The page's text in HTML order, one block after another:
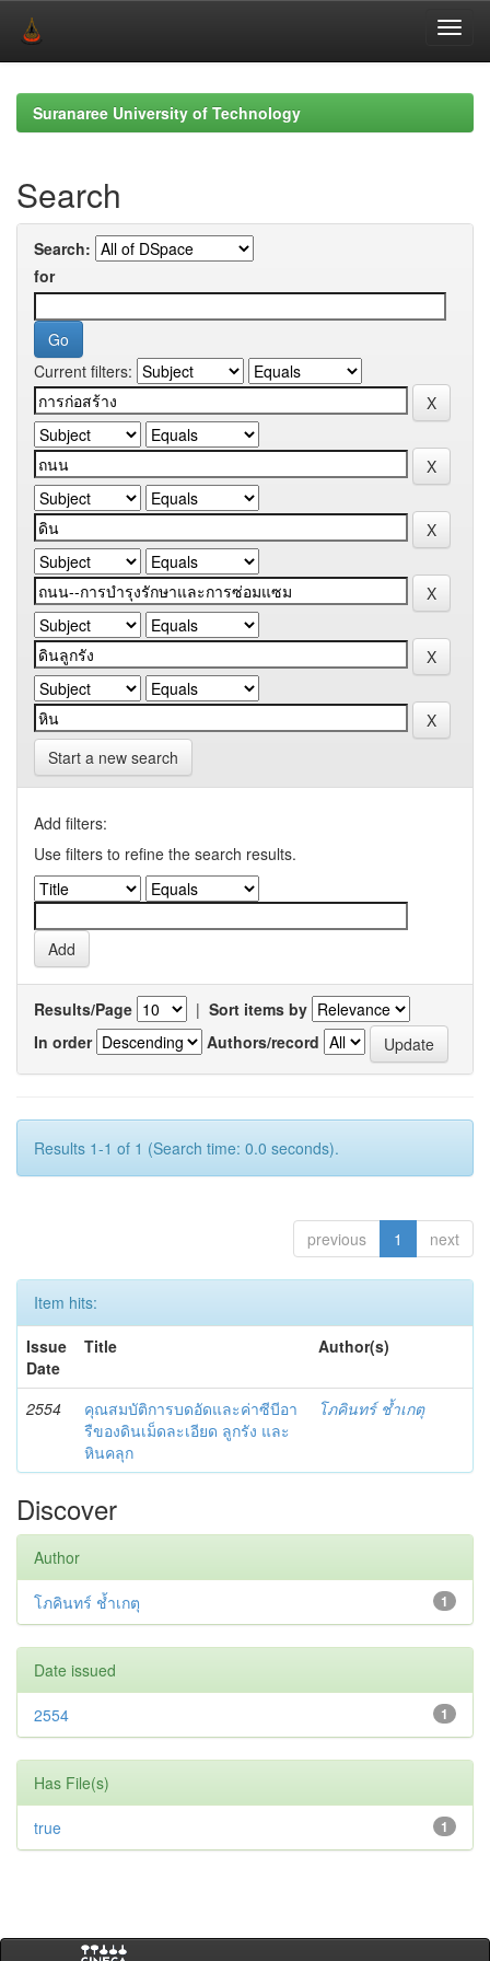
navigationSuranaree University of Technology
Search
Search:
for
Current filters:
Start a new search
Add filters:
Use filters to refine the search results.
Results/Page | Sort items by
In order
Authors/record
Results 1-1 of 1 (Search time: 0.0 seconds).
previous 1 next
Item hits:
Issue
Date
Title Author(s)
2554
คุณสมบัติการบดอัดและค่าซีบีอา
รืของดินเม็ดละเอียด ลูกรัง และ
หินคลุก
โภคินทร์ ช้ำเกตุ
Discover
Author
1
โภคินทร์ ช้ำเกตุ
Date issued
1
2554
Has File(s)
1
true